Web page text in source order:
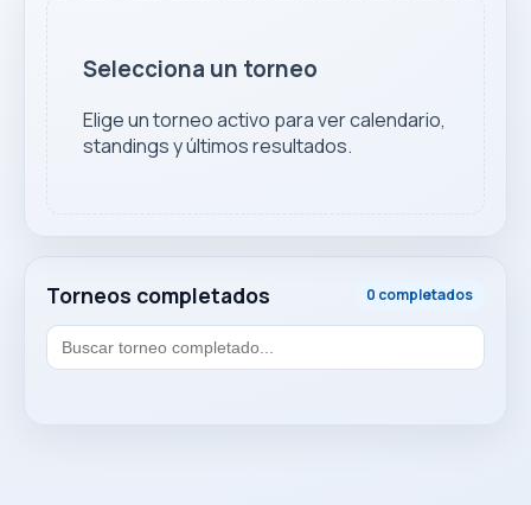
Torneos completados 0 completados
Selecciona un torneo
Elige un torneo activo para ver calendario,
standings y últimos resultados.